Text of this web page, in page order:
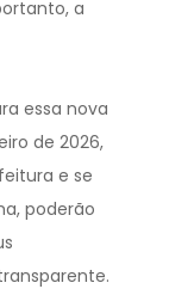
a
essa nova
de 2026,
e se
poderão